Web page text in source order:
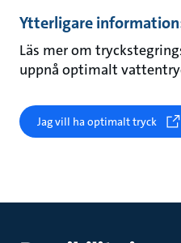
Ytterligare
Läs mer om
uppnå optimalt
Jag vill ha optimalt tryck